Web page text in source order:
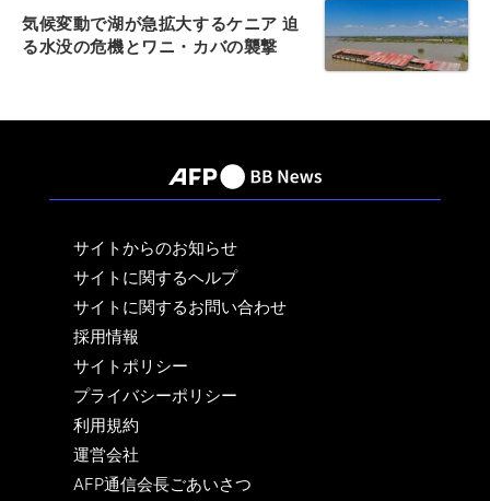
気候変動で湖が急拡大するケニア 迫
る水没の危機とワニ・カバの襲撃
サイトからのお知らせ
サイトに関するヘルプ
サイトに関するお問い合わせ
採用情報
サイトポリシー
プライバシーポリシー
利用規約
運営会社
AFP通信会長ごあいさつ